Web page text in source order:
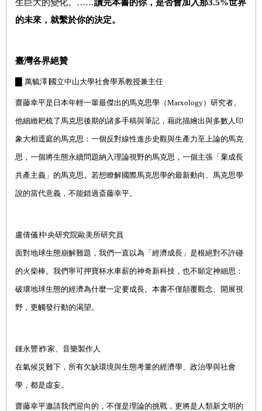
生巨大的變化。……讀完本書的你，是否會加入那3.5%世界
的未來，就繫於你的決定。
臺灣各界絕贊
萬毓澤∣國立中山大學社會學系教授兼主任
齋藤幸平是日本年輕一輩最傑出的馬克思學 （Marxology） 研究者。
他細緻耙梳了馬克思後期的諸多手稿與筆記 ， 藉此描繪出與多數人印
象大相逕庭的馬克思 ： 一個反對線性進步史觀與生產力至上論的馬克
思 ， 一個將生態永續問題納入理論視野的馬克思 ， 一個主張 「棄成長
共產主義 」 的馬克思 。 若想瞭解國際馬克思學的最新動向 馬克思學
說的當代意義 ， 不能錯過斎藤幸平。
盧倩儀∣中央研究院歐美所研究員
面對地球生態崩解難題，我們一直以為「經濟成長」是根絕對不許碰
的火柴棒。我們寧可押寶杯水車薪的神奇新科技，也不願定神細思：
破壞地球生態的經濟為什麼一定要成長。本書不僅顛覆觀念、開展視
野，更觸發行動的渴望。
鍾永豐 ∣作家、音樂製作人
在氣候災難下，所有欠缺環境與生態考量的經濟學、政治學與社會
學，都是虛妄。
齋藤幸平邀請我們迎向的，不僅是理論的挑戰，更將是人類新文明的